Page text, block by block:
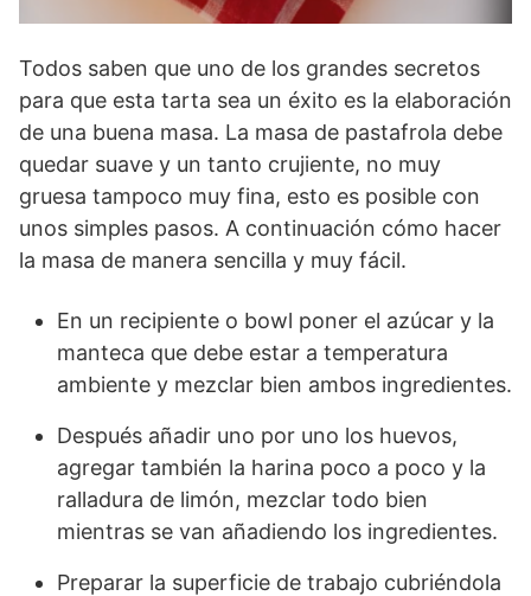
Todos saben que uno de los grandes secretos
para que esta tarta sea un éxito es la elaboración
de una buena masa. La masa de pastafrola debe
quedar suave y un tanto crujiente, no muy
gruesa tampoco muy fina, esto es posible con
unos simples pasos. A continuación cómo hacer
la masa de manera sencilla y muy fácil.
En un recipiente o bowl poner el azúcar y la
manteca que debe estar a temperatura
ambiente y mezclar bien ambos ingredientes.
Después añadir uno por uno los huevos,
agregar también la harina poco a poco y la
ralladura de limón, mezclar todo bien
mientras se van añadiendo los ingredientes.
Preparar la superficie de trabajo cubriéndola